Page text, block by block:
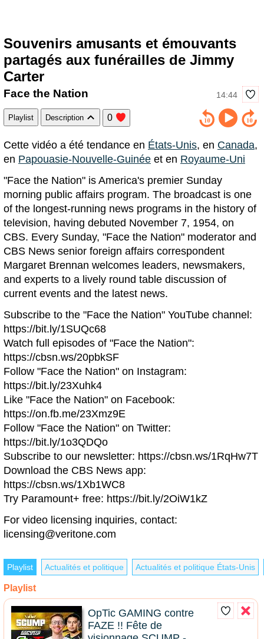
Souvenirs amusants et émouvants
partagés aux funérailles de Jimmy
Carter
14:44
Face the Nation
Playlist Description 0
Cette vidéo a été tendance en États-Unis, en Canada,
en Papouasie-Nouvelle-Guinée et en Royaume-Uni
"Face the Nation" is America's premier Sunday
morning public affairs program. The broadcast is one
of the longest-running news programs in the history of
television, having debuted November 7, 1954, on
CBS. Every Sunday, "Face the Nation" moderator and
CBS News senior foreign affairs correspondent
Margaret Brennan welcomes leaders, newsmakers,
and experts to a lively round table discussion of
current events and the latest news.
Subscribe to the "Face the Nation" YouTube channel:
https://bit.ly/1SUQc68
Watch full episodes of "Face the Nation":
https://cbsn.ws/20pbkSF
Follow "Face the Nation" on Instagram:
https://bit.ly/23Xuhk4
Like "Face the Nation" on Facebook:
https://on.fb.me/23Xmz9E
Follow "Face the Nation" on Twitter:
https://bit.ly/1o3QDQo
Subscribe to our newsletter: https://cbsn.ws/1RqHw7T
Download the CBS News app:
https://cbsn.ws/1Xb1WC8
Try Paramount+ free: https://bit.ly/2OiW1kZ
For video licensing inquiries, contact:
licensing@veritone.com
Playlist Actualités et politique Actualités et politique États-Unis
Playlist
OpTic GAMING contre
FAZE !! Fête de